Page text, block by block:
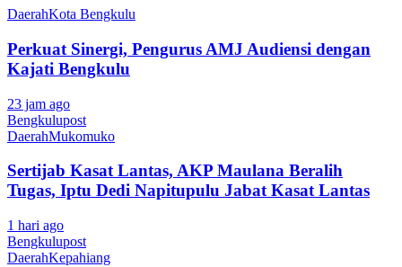
DaerahKota Bengkulu
Perkuat Sinergi, Pengurus AMJ Audiensi dengan
Kajati Bengkulu
23 jam ago
Bengkulupost
DaerahMukomuko
Sertijab Kasat Lantas, AKP Maulana Beralih
Tugas, Iptu Dedi Napitupulu Jabat Kasat Lantas
1 hari ago
Bengkulupost
DaerahKepahiang